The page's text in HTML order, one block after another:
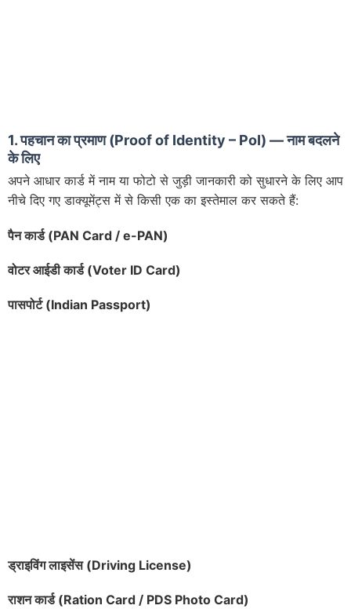
1. पहचान का प्रमाण (Proof of Identity – PoI) — नाम बदलने
के लिए
अपने आधार कार्ड में नाम या फोटो से जुड़ी जानकारी को सुधारने के लिए आप
नीचे दिए गए डाक्यूमेंट्स में से किसी एक का इस्तेमाल कर सकते हैं:
पैन कार्ड (PAN Card / e-PAN)
वोटर आईडी कार्ड (Voter ID Card)
पासपोर्ट (Indian Passport)
ड्राइविंग लाइसेंस (Driving License)
राशन कार्ड (Ration Card / PDS Photo Card)